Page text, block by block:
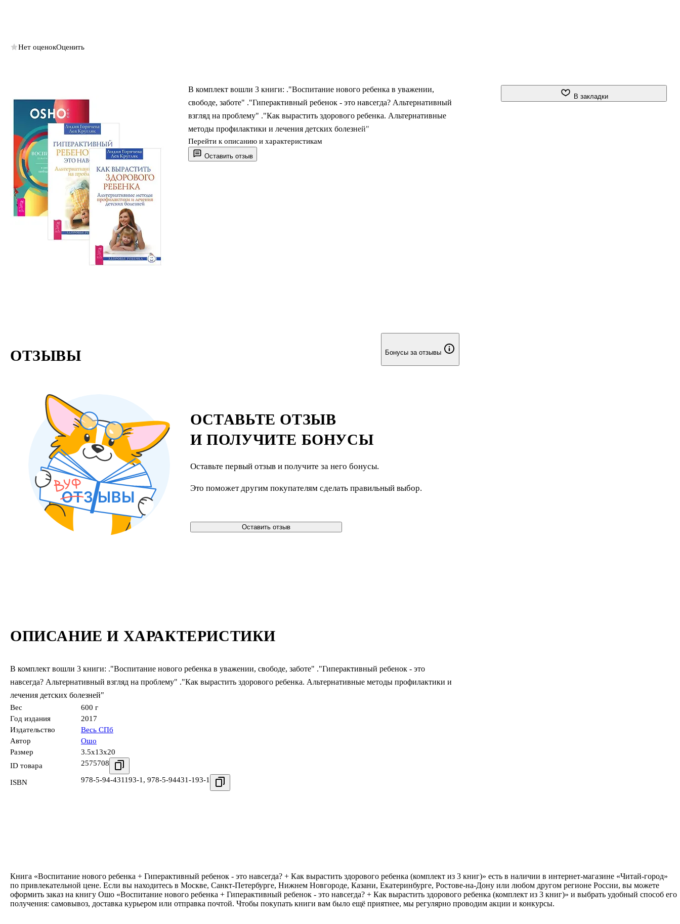
Оставить отзыв
В комплект вошли 3 книги: ."Воспитание нового ребенка в уважении,
свободе, заботе" ."Гиперактивный ребенок - это навсегда? Альтернативный
взгляд на проблему" ."Как вырастить здорового ребенка. Альтернативные
методы профилактики и лечения детских болезней"
Перейти к описанию и характеристикам
Нет оценокОценить
В закладки
ОПИСАНИЕ И ХАРАКТЕРИСТИКИ
В комплект вошли 3 книги: ."Воспитание нового ребенка в уважении, свободе, заботе" ."Гиперактивный ребенок - это
навсегда? Альтернативный взгляд на проблему" ."Как вырастить здорового ребенка. Альтернативные методы профилактики и
лечения детских болезней"
Вес
600 г
Год издания
2017
Издательство
Весь СПб
Автор
Ошо
Размер
3.5x13x20
ID товара
2575708
ISBN 978-5-94-431193-1 , 978-5-94431-193-1
ОТЗЫВЫ Бонусы за отзывы
ОСТАВЬТЕ ОТЗЫВ
И ПОЛУЧИТЕ БОНУСЫ
Оставьте первый отзыв и получите за него бонусы.
Это поможет другим покупателям сделать правильный выбор.
Оставить отзыв
Книга «Воспитание нового ребенка + Гиперактивный ребенок - это навсегда? + Как вырастить здорового ребенка (комплект из 3 книг)» есть в наличии в интернет-магазине «Читай-город»
по привлекательной цене. Если вы находитесь в Москве, Санкт-Петербурге, Нижнем Новгороде, Казани, Екатеринбурге, Ростове-на-Дону или любом другом регионе России, вы можете
оформить заказ на книгу Ошо «Воспитание нового ребенка + Гиперактивный ребенок - это навсегда? + Как вырастить здорового ребенка (комплект из 3 книг)» и выбрать удобный способ его
получения: самовывоз, доставка курьером или отправка почтой. Чтобы покупать книги вам было ещё приятнее, мы регулярно проводим акции и конкурсы.